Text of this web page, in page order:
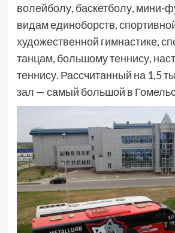
волейболу, баскетболу, мини-
видам единоборств,
художественной гимнастике,
танцам, большому теннису,
теннису. Рассчитанный на 1,5
зал — самый большой в